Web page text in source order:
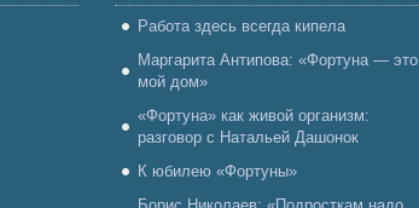
Работа здесь всегда кипела
Маргарита Антипова: «Фортуна — это
мой дом»
«Фортуна» как живой организм:
разговор с Натальей Дашонок
К юбилею «Фортуны»